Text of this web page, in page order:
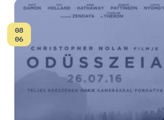
Dátum:
08
06